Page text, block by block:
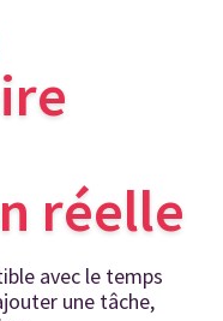
réelle
avec le temps
une tâche,